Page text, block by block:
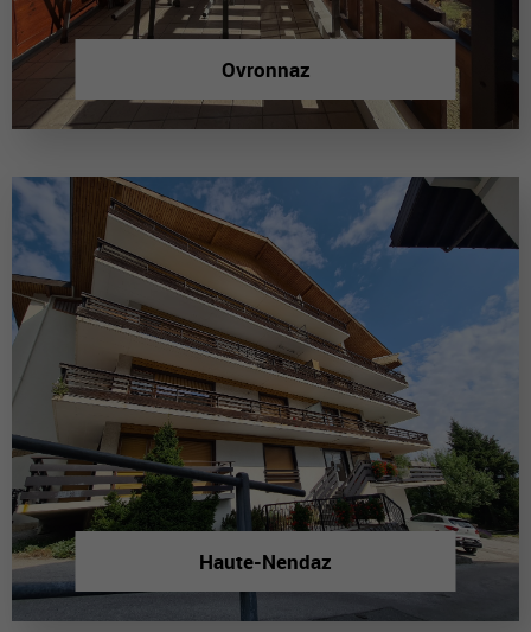
Ovronnaz
Haute-Nendaz